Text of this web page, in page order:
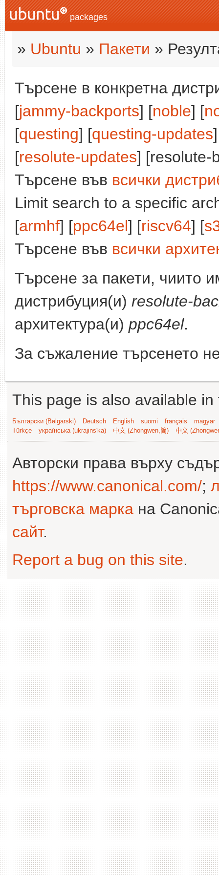
packages
» Ubuntu » Пакети »
Търсене в конкретна
[jammy-backports] [noble] [
[questing] [questing-updates
[resolute-updates] [resolute-
Търсене във всички
Limit search to a specific
[armhf] [ppc64el] [riscv64] [
Търсене във всички
Търсене за пакети, чиито
дистрибуция(и) resolute-
архитектура(и) ppc64el.
За съжаление търсенето
This page is also available
Български (Bəlgarski) Deutsch English suomi français
magyar
Türkçe
українська (ukrajins'ka) 中文 (Zhongwen,简) 中文
Авторски права върху
https://www.canonical.com/;
търговска марка на
сайт.
Report a bug on this site.